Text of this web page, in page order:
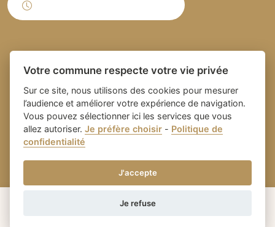
Place du village la solution web
et appli des collectivités
- Commune de
-
Gestion des cookies
Votre commune respecte votre vie privée
Sur ce site, nous utilisons des cookies pour mesurer
l’audience et améliorer votre expérience de navigation.
Vous pouvez sélectionner ici les services que vous
allez autoriser.Je préfère choisir - Politique de
confidentialité
J'accepte
Je refuse